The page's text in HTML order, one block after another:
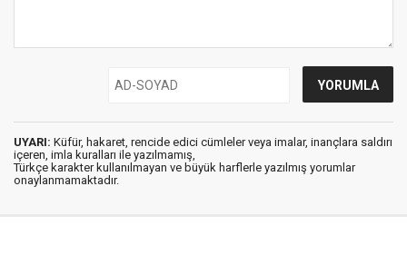
UYARI: Küfür, hakaret, rencide edici cümleler veya imalar, inançlara saldırı
içeren, imla kuralları ile yazılmamış,
Türkçe karakter kullanılmayan ve büyük harflerle yazılmış yorumlar
onaylanmamaktadır.